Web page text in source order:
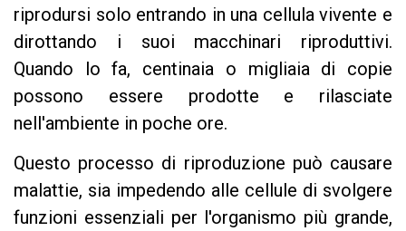
riprodursi solo entrando in una cellula vivente e
dirottando i suoi macchinari riproduttivi.
Quando lo fa, centinaia o migliaia di copie
possono essere prodotte e rilasciate
nell'ambiente in poche ore.
Questo processo di riproduzione può causare
malattie, sia impedendo alle cellule di svolgere
funzioni essenziali per l'organismo più grande,